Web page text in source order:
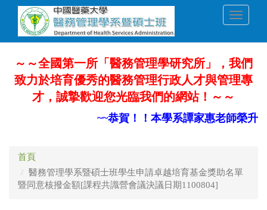
內
Toggle
～～全國第一所「醫務管理學研究所」，我們
致力於培育優秀的醫務管理行政人才與管理專
才，誠摯歡迎您光臨我們的網站！～～
~~恭賀！！本學系譚家惠老師榮升
首頁
醫務管理學系暨碩士班學生申請卓越培育基金獎助名單
暨同意核撥金額[課程共識營會議決議日期1100804]